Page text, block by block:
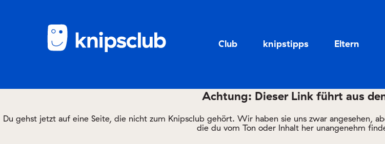
Club knipstipps Eltern
Achtung: Dieser Link führt aus
Du gehst jetzt auf eine Seite, die nicht zum Knipsclub gehört. Wir haben sie uns zwar angesehen,
die du vom Ton oder Inhalt her unangenehm